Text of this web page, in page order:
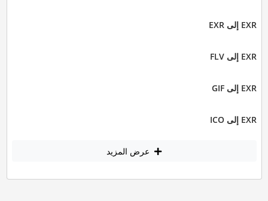
EXR إلى EXR
EXR إلى FLV
EXR إلى GIF
EXR إلى ICO
عرض المزيد